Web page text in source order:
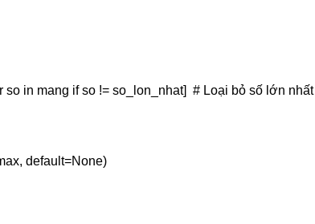
so in mang if so != so_lon_nhat] # Loại bỏ số lớn nhất
default=None)